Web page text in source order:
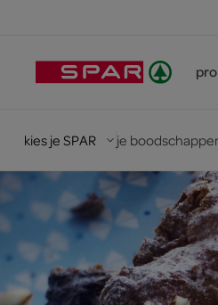
kies je SPAR je